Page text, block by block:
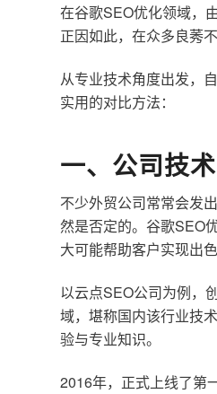
在谷歌SEO优化领域，
正因如此，在众多良莠
从专业技术角度出发，
实用的对比方法：
一、公司技
不少外贸公司常常会发
然是否定的。谷歌SEO
大可能帮助客户实现出
以云点SEO公司为例，
域，堪称国内该行业技
验与专业知识。
2016年，正式上线了第